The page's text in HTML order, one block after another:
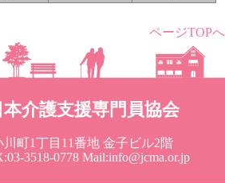
ページTOPへ
介護支援専門員協会
町1丁目11番地 金子ビル2階
3518-0778 Mail:info@jcma.or.jp